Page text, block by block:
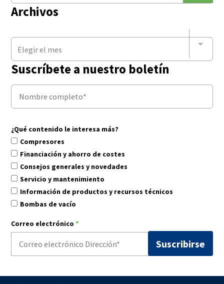
Archivos
Elegir el mes
Suscríbete a nuestro boletín
¿Qué contenido le interesa más?
Compresores
Financiación y ahorro de costes
Consejos generales y novedades
Servicio y mantenimiento
Información de productos y recursos técnicos
Bombas de vacío
Correo electrónico *